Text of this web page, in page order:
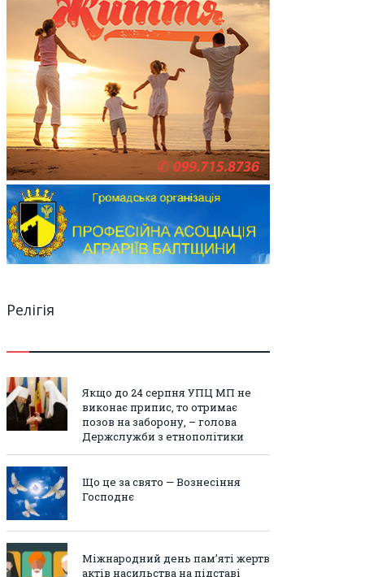
Релігія
Якщо до 24 серпня УПЦ МП не
виконає припис, то отримає
позов на заборону, – голова
Держслужби з етнополітики
Що це за свято — Вознесіння
Господнє
Міжнародний день пам’яті жертв
актів насильства на підставі